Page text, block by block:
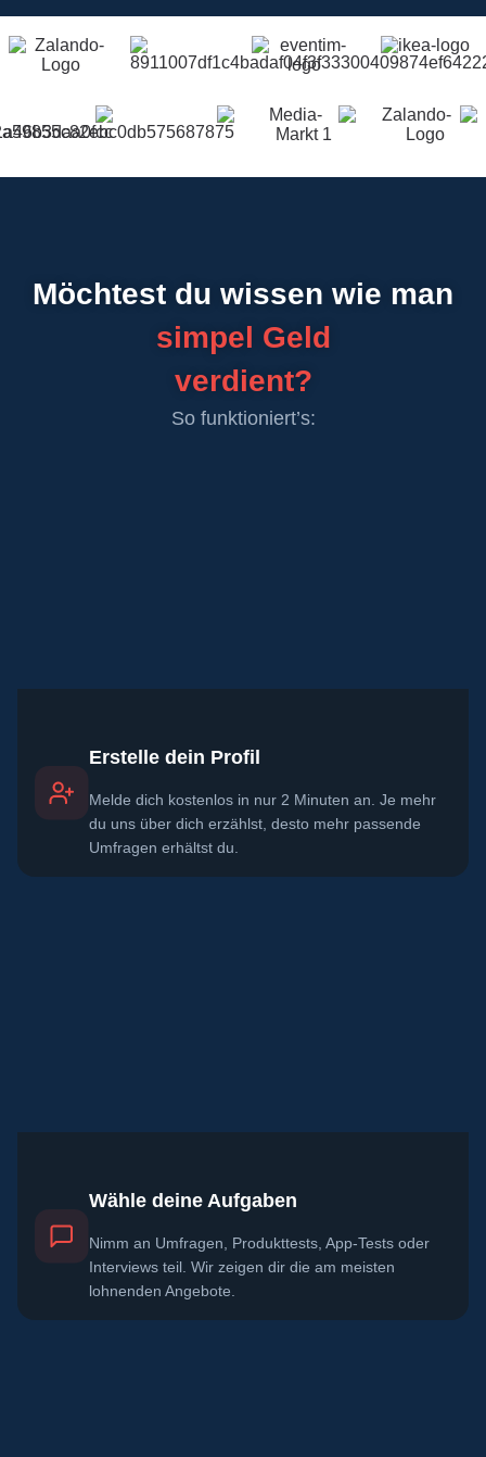
Möchtest du wissen wie man
simpel Geld
verdient?
So funktioniert’s:
Erstelle dein Profil
Melde dich kostenlos in nur 2 Minuten an. Je mehr
du uns über dich erzählst, desto mehr passende
Umfragen erhältst du.
Wähle deine Aufgaben
Nimm an Umfragen, Produkttests, App-Tests oder
Interviews teil. Wir zeigen dir die am meisten
lohnenden Angebote.